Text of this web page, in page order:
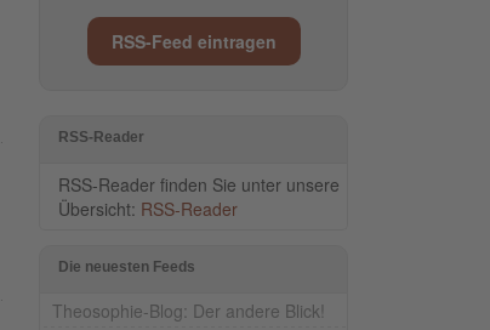
RSS-Feed eintragen
RSS-Reader
RSS-Reader finden Sie unter unsere
Übersicht: RSS-Reader
Die neuesten Feeds
Theosophie-Blog: Der andere Blick!